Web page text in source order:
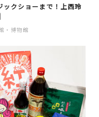
ックショーまで！上西玲
・博物館